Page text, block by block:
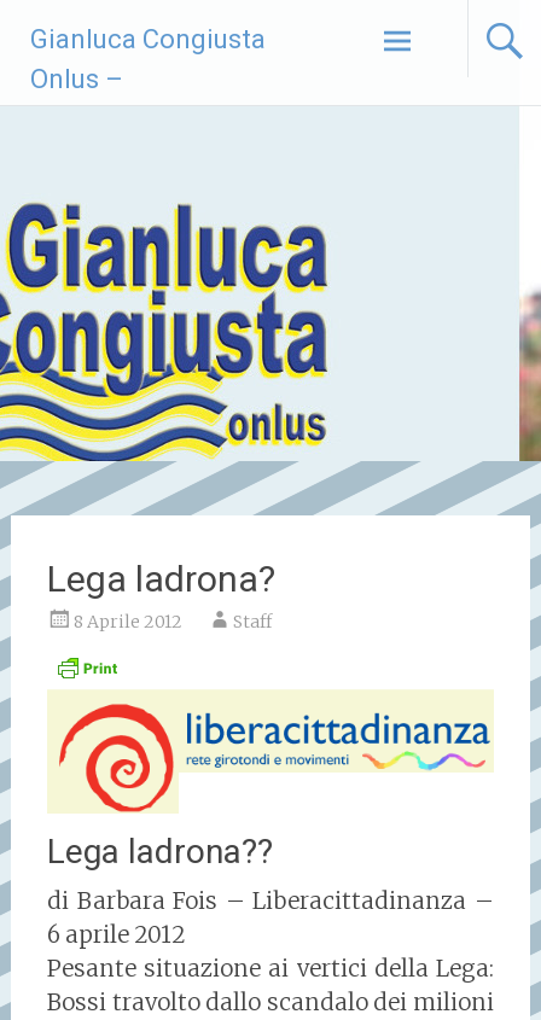
contenuto
Gianluca Congiusta
Onlus –
Lega ladrona?
8 Aprile 2012 Staff
Lega ladrona??
di Barbara Fois – Liberacittadinanza –
6 aprile 2012
Pesante situazione ai vertici della Lega:
Bossi travolto dallo scandalo dei milioni